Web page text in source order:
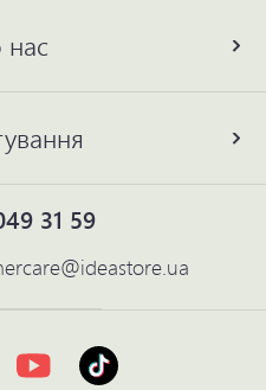
31 59